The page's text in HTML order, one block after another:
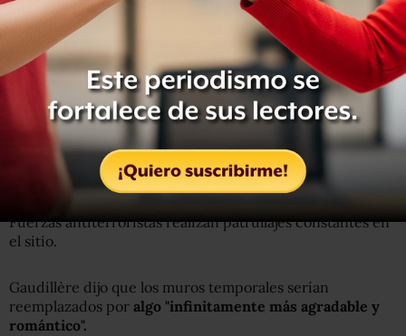
Para evitar ataques de vehículos, ya fueron colocados420
bloquesde concreto
en frente de las paredes de vidrio
como protección adicional.
La explanada bajo la torre Eiffel fue cerrada al libre
tránsito del público desde junio de 2016.
¿Por qué Francia ha sido blanco de tantos ataques de
Estado Islámico?
Fuerzas antiterroristas realizan patrullajes constantes en
el sitio.
Gaudillère dijo que los muros temporales serían
reemplazados por algo "infinitamente más agradable y
romántico".